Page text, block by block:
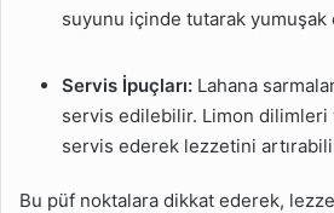
suyunu içinde tutarak yumuşak
Servis İpuçları: Lahana
servis edilebilir. Limon
servis ederek lezzetini
Bu püf noktalara dikkat ederek,